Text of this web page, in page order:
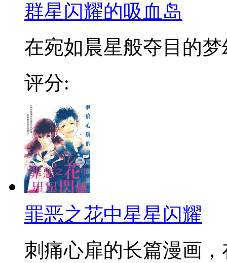
群星闪耀的吸血岛
在宛如晨星般夺目的
评分:
罪恶之花中星星闪耀
刺痛心扉的长篇漫画